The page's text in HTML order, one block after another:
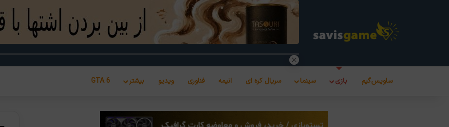
ساویس‌گیم بازی سینما سریال کره ای انیمه فناوری ویدیو بیشتر GTA 6